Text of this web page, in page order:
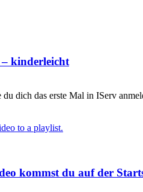
kinderleicht
dich das erste Mal in IServ
to a playlist.
kommst du auf der